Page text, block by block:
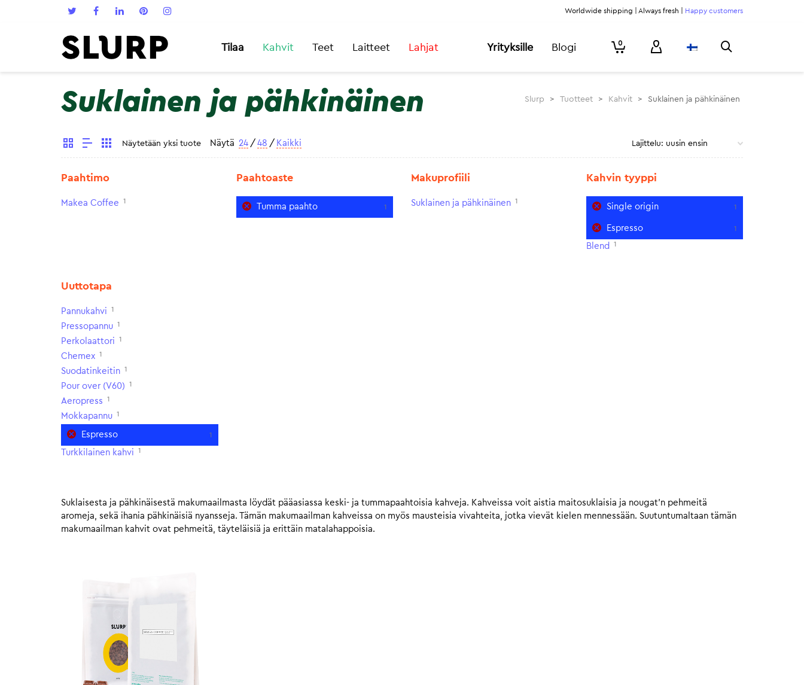
Worldwide shipping | Always fresh | Happy customers
Tilaa Kahvit Teet Laitteet Lahjat Yrityksille Blogi 0
Suklainen ja pähkinäinen Slurp > Tuotteet > Kahvit > Suklainen ja pähkinäinen
Näytetään yksi tuote Näytä 24 / 48 / Kaikki
Paahtimo
Makea Coffee 1
Paahtoaste
Tumma paahto 1
Makuprofiili
Suklainen ja pähkinäinen 1
Kahvin tyyppi
Single origin 1
Espresso 1
Blend 1
Uuttotapa
Pannukahvi 1
Pressopannu 1
Perkolaattori 1
Chemex 1
Suodatinkeitin 1
Pour over (V60) 1
Aeropress 1
Mokkapannu 1
Espresso 1
Turkkilainen kahvi 1
Suklaisesta ja pähkinäisestä makumaailmasta löydät pääasiassa keski- ja tummapaahtoisia kahveja. Kahveissa voit aistia maitosuklaisia ja nougat’n pehmeitä
aromeja, sekä ihania pähkinäisiä nyansseja. Tämän makumaailman kahveissa on myös mausteisia vivahteita, jotka vievät kielen mennessään. Suutuntumaltaan tämän
makumaailman kahvit ovat pehmeitä, täyteläisiä ja erittäin matalahappoisia.